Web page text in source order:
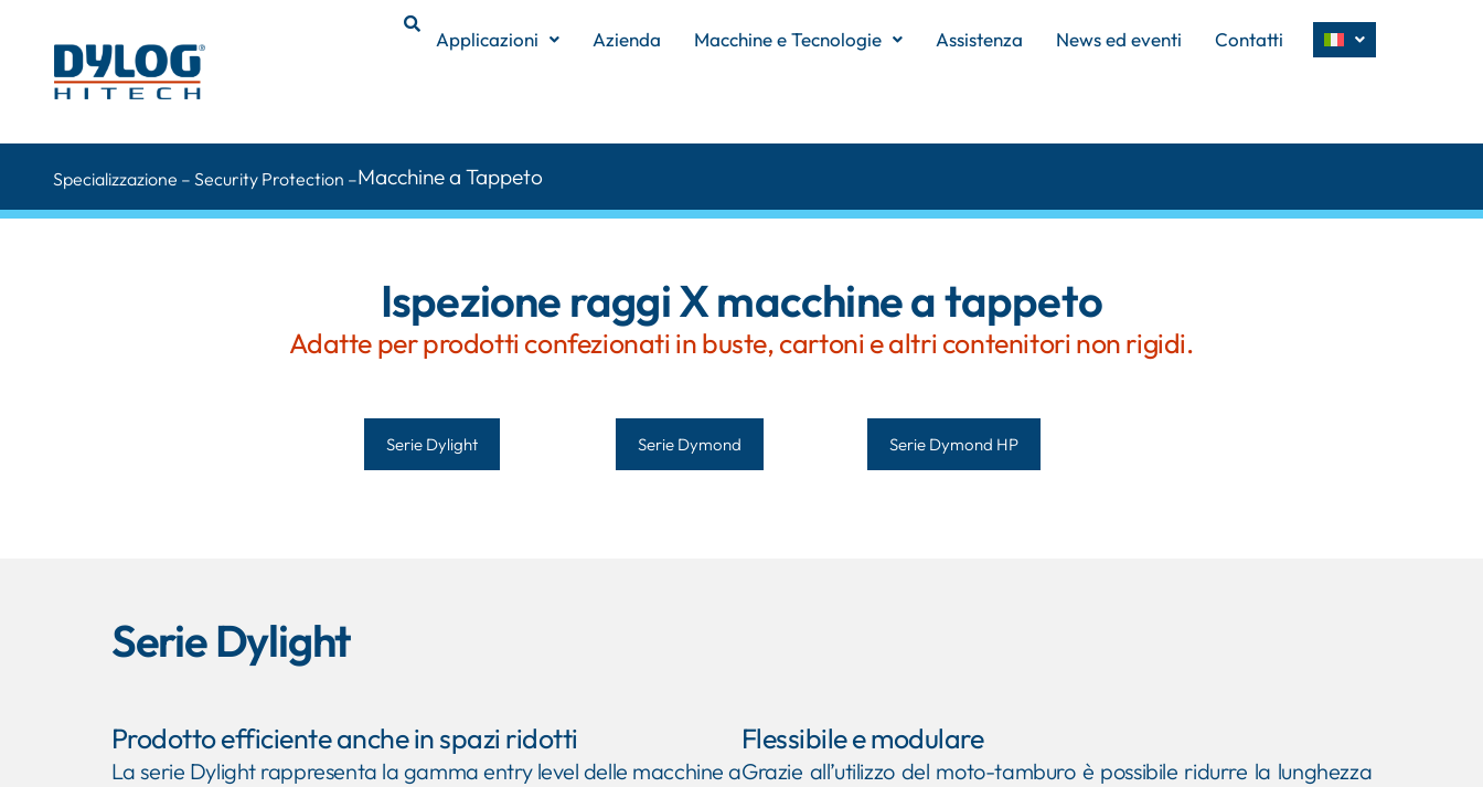
Applicazioni Azienda Macchine e Tecnologie Assistenza News ed eventi Contatti
Specializzazione – Security Protection –Macchine a Tappeto
Ispezione raggi X macchine a tappeto
Adatte per prodotti confezionati in buste, cartoni e altri contenitori non rigidi.
Serie Dylight Serie Dymond Serie Dymond HP
Serie Dylight
Prodotto efficiente anche in spazi ridotti
La serie Dylight rappresenta la gamma entry level delle macchine a
Flessibile e modulare
Grazie all’utilizzo del moto-tamburo è possibile ridurre la lunghezza